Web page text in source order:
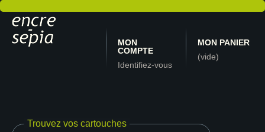
MON
COMPTE
Identifiez-vous
MON PANIER
(vide)
Trouvez vos cartouches